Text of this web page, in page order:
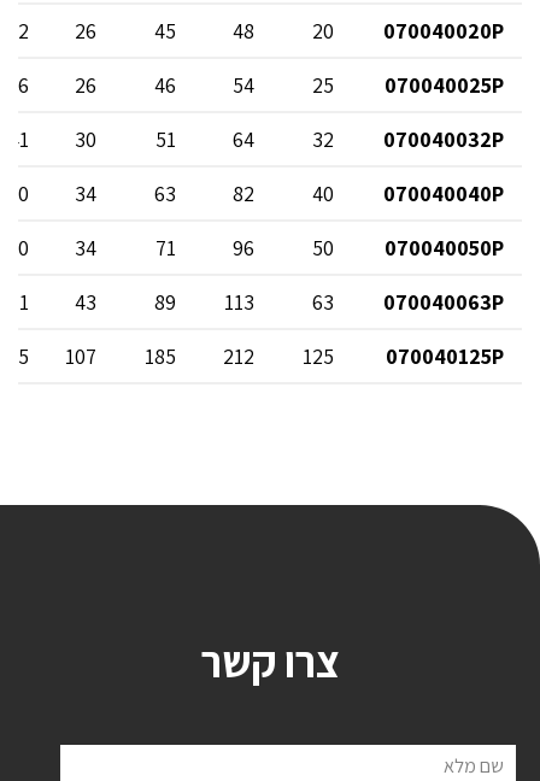
070040020P
20
48
45
26
22
070040025P
25
54
46
26
26
070040032P
32
64
51
30
41
070040040P
40
82
63
34
70
070040050P
50
96
71
34
070040063P
63
113
89
43
171
070040125P
125
212
185
107
צרו קשר
שם מלא